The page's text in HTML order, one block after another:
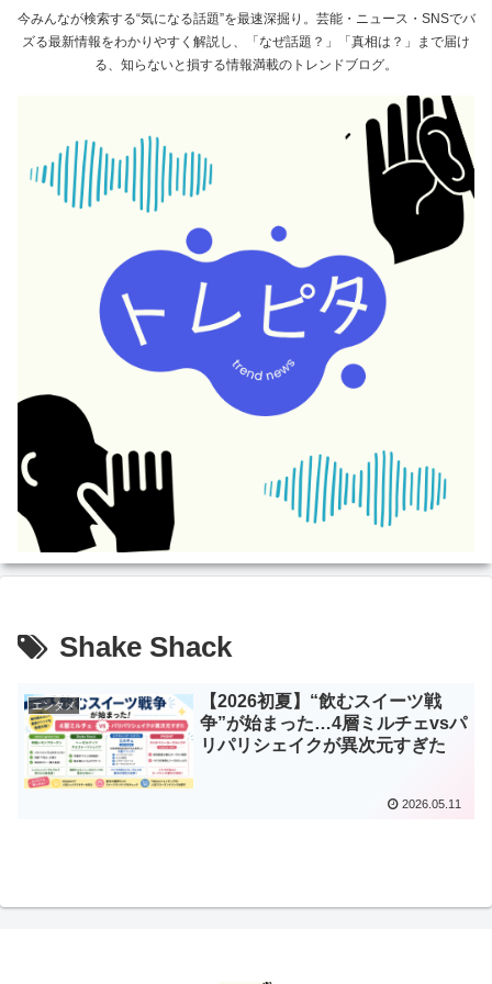
今みんなが検索する“気になる話題”を最速深掘り。芸能・ニュース・SNSでバ
ズる最新情報をわかりやすく解説し、「なぜ話題？」「真相は？」まで届け
る、知らないと損する情報満載のトレンドブログ。
Shake Shack
エンタメ
【2026初夏】“飲むスイーツ戦
争”が始まった…4層ミルチェvsパ
リパリシェイクが異次元すぎた
2026.05.11